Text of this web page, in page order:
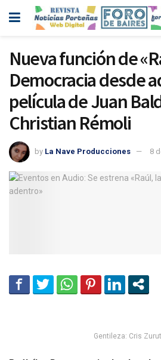
Nueva función de
Democracia desde
película de Juan
Christian Rémoli
by La Nave Producciones 8
Gentileza: Cris